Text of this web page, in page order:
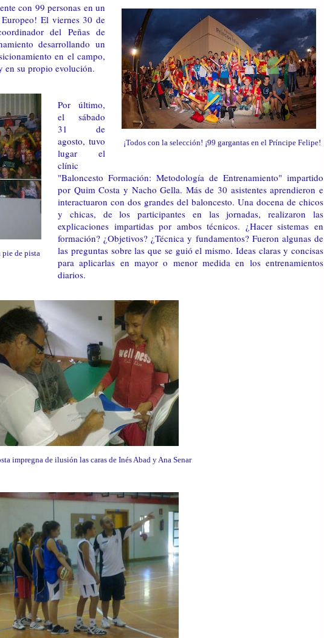
¡Todos con la selección! ¡99 gargantas en el Príncipe Felipe!
con 99 personas en un
El viernes 30 de
del Peñas de
desarrollando un
en el campo,
en su propio evolución.
pie de pista
Por último,
el sábado
31 de
agosto, tuvo
lugar el
clínic
"Baloncesto Formación: Metodología de Entrenamiento" impartido
por Quim Costa y Nacho Gella. Más de 30 asistentes aprendieron e
interactuaron con dos grandes del baloncesto. Una docena de chicos
y chicas, de los participantes en las jornadas, realizaron las
explicaciones impartidas por ambos técnicos. ¿Hacer sistemas en
formación? ¿Objetivos? ¿Técnica y fundamentos? Fueron algunas de
las preguntas sobre las que se guió el mismo. Ideas claras y concisas
para aplicarlas en mayor o menor medida en los entrenamientos
diarios.
impregna de ilusión las caras de Inés Abad y Ana Senar